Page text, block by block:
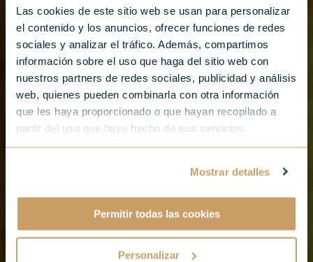
Las cookies de este sitio web se usan para personalizar
el contenido y los anuncios, ofrecer funciones de redes
sociales y analizar el tráfico. Además, compartimos
información sobre el uso que haga del sitio web con
nuestros partners de redes sociales, publicidad y análisis
web, quienes pueden combinarla con otra información
que les haya proporcionado o que hayan recopilado a
partir del uso que haya hecho de sus servicios.
Mostrar detalles
Permitir todas las cookies
Personalizar